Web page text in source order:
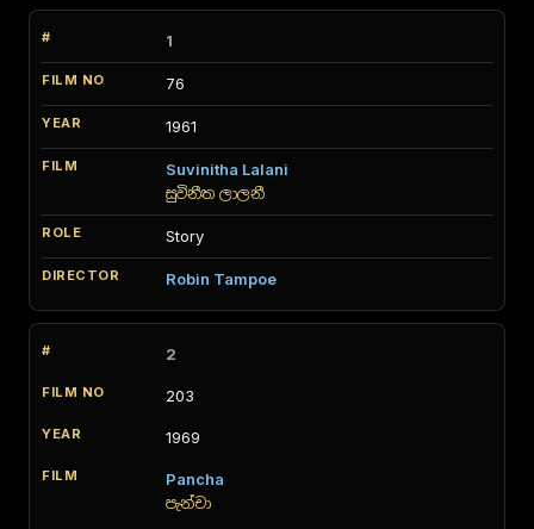
1
76
1961
Suvinitha Lalani
සුවිනීත ලාලනී
Story
Robin Tampoe
2
203
1969
Pancha
පැන්චා